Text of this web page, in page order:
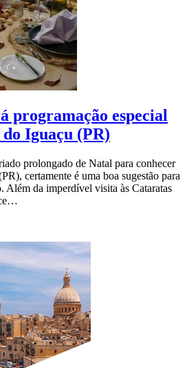
programação especial
Iguaçu (PR)
prolongado de Natal para conhecer
certamente é uma boa sugestão para
Além da imperdível visita às Cataratas